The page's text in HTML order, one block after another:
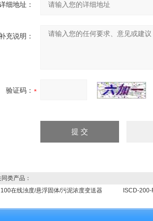
细地址：
充说明：
验证码：
类产品：
在线浊度/悬浮固体/污泥浓度变送器
ISCD-